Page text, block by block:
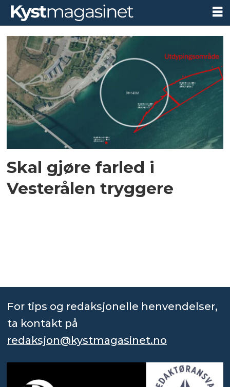
Tag:
farled
vesterålen
Skal gjøre farled i
Vesterålen tryggere
For tips og redaksjonelle henvendelser,
ta kontakt på
redaksjon@kystmagasinet.no